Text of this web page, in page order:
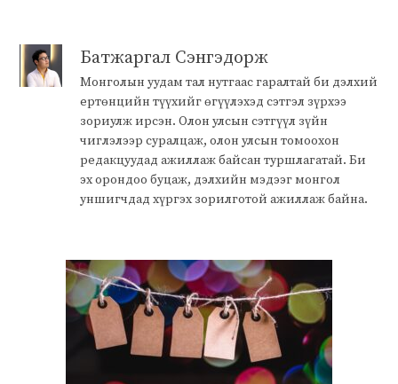
Батжаргал Сэнгэдорж
Монголын уудам тал нутгаас гаралтай би дэлхий
ертөнцийн түүхийг өгүүлэхэд сэтгэл зүрхээ
зориулж ирсэн. Олон улсын сэтгүүл зүйн
чиглэлээр суралцаж, олон улсын томоохон
редакцуудад ажиллаж байсан туршлагатай. Би
эх орондоо буцаж, дэлхийн мэдээг монгол
уншигчдад хүргэх зорилготой ажиллаж байна.